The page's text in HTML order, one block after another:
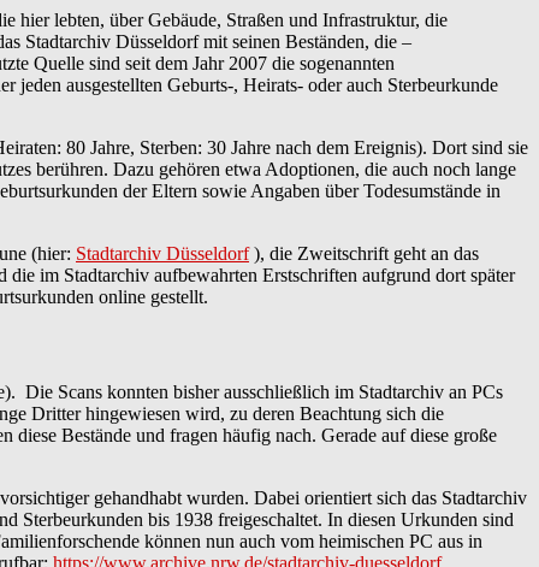
hier lebten, über Gebäude, Straßen und Infrastruktur, die
Stadtarchiv Düsseldorf mit seinen Beständen, die –
Quelle sind seit dem Jahr 2007 die sogenannten
jeden ausgestellten Geburts-, Heirats- oder auch Sterbeurkunde
80 Jahre, Sterben: 30 Jahre nach dem Ereignis). Dort sind sie
berühren. Dazu gehören etwa Adoptionen, die auch noch lange
der Eltern sowie Angaben über Todesumstände in
(hier: Stadtarchiv Düsseldorf), die Zweitschrift geht an das
im Stadtarchiv aufbewahrten Erstschriften aufgrund dort später
online gestellt.
Die Scans konnten bisher ausschließlich im Stadtarchiv an PCs
Dritter hingewiesen wird, zu deren Beachtung sich die
Bestände und fragen häufig nach. Gerade auf diese große
gehandhabt wurden. Dabei orientiert sich das Stadtarchiv
Sterbeurkunden bis 1938 freigeschaltet. In diesen Urkunden sind
können nun auch vom heimischen PC aus in
https://www.archive.nrw.de/stadtarchiv-duesseldorf